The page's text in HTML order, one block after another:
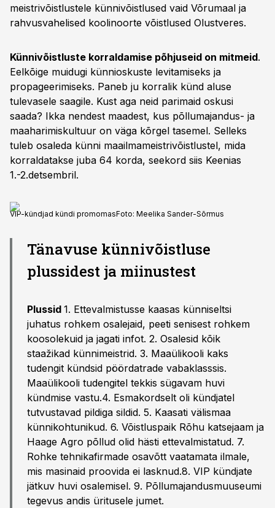
meistrivõistlustele künnivõistlused vaid Võrumaal ja
rahvusvahelised koolinoorte võistlused Olustveres.
Künnivõistluste korraldamise põhjuseid on mitmeid.
Eelkõige muidugi künnioskuste levitamiseks ja
propageerimiseks. Paneb ju korralik künd aluse
tulevasele saagile. Kust aga neid parimaid oskusi
saada? Ikka nendest maadest, kus põllumajandus- ja
maaharimiskultuur on väga kõrgel tasemel. Selleks
tuleb osaleda künni maailmameistrivõistlustel, mida
korraldatakse juba 64 korda, seekord siis Keenias
1.-2.detsembril.
VIP-kündjad kündi promomasFoto: Meelika Sander-Sõrmus
Tänavuse künnivõistluse
plussidest ja miinustest
Plussid 1. Ettevalmistusse kaasas künniseltsi
juhatus rohkem osalejaid, peeti senisest rohkem
koosolekuid ja jagati infot. 2. Osalesid kõik
staažikad künnimeistrid. 3. Maaülikooli kaks
tudengit kündsid pöördatrade vabaklasssis.
Maaülikooli tudengitel tekkis sügavam huvi
kündmise vastu.4. Esmakordselt oli kündjatel
tutvustavad pildiga sildid. 5. Kaasati välismaa
künnikohtunikud. 6. Võistluspaik Rõhu katsejaam ja
Haage Agro põllud olid hästi ettevalmistatud. 7.
Rohke tehnikafirmade osavõtt vaatamata ilmale,
mis masinaid proovida ei lasknud.8. VIP kündjate
jätkuv huvi osalemisel. 9. Põllumajandusmuuseumi
tegevus andis üritusele jumet.